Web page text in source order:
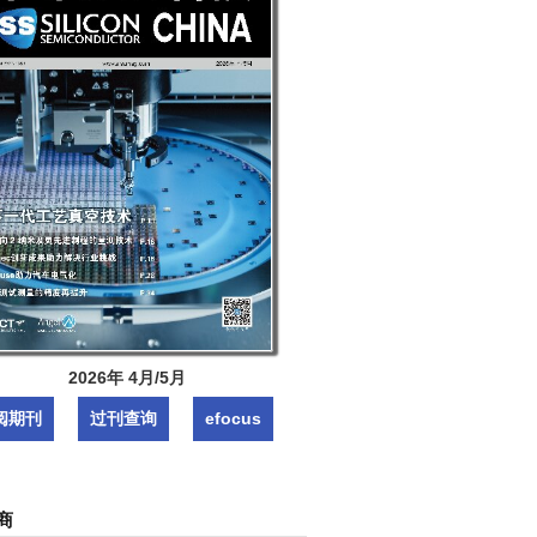
2026年 4月/5月
期刊 过刊查询 efocus